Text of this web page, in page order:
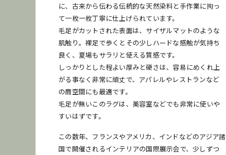
に、古来から伝わる伝統的な天然染料と手作業に拘っ
て一枚一枚丁寧に仕上げられています。
毛足がカットされた表面は、サイザルマットのような
肌触り。裸足で歩くとその少しハードな感触が気持ち
良く、夏場もサラリと使える質感です。
しっかりとした程よい厚みと硬さは、容易にめくれ上
がる事なく非常に頑丈で、アパレルやレストランなど
の商空間にも最適です。
毛足が無いこのラグは、美容室などでも非常に使いや
すいはずです。
この数年、フランスやアメリカ、インドなどのアジア諸
国で開催されるインテリアの国際展示会で、少しずつ
在庫保管状況により、商品の移動などですぐに発送できな
い場合がございます。納期をお急ぎのお客様はご購入前に
お問い合わせください。
発送 梱包 再利用